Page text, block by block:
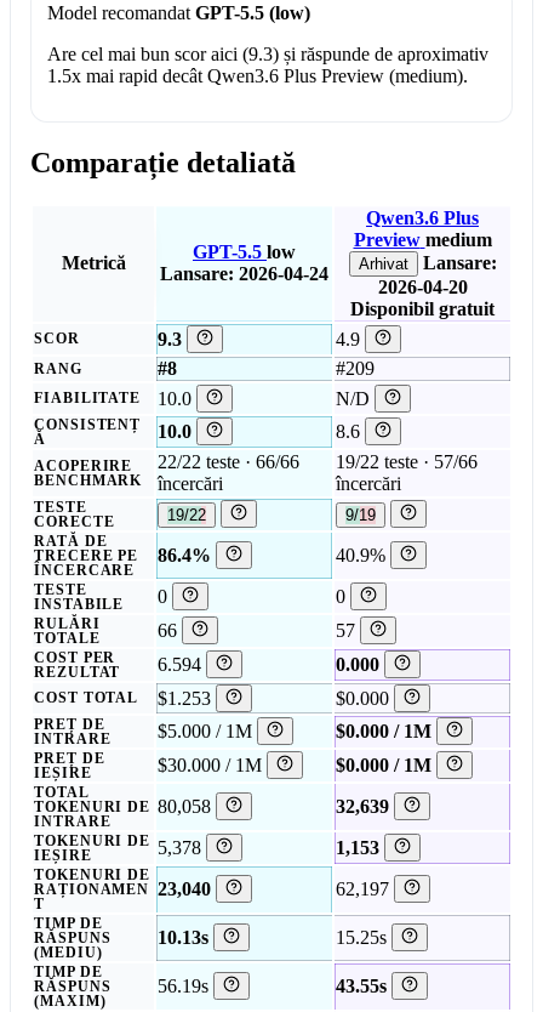
Model recomandat GPT-5.5 (low)
Are cel mai bun scor aici (9.3) și răspunde de aproximativ
1.5x mai rapid decât Qwen3.6 Plus Preview (medium).
Comparație detaliată
Metrică
GPT-5.5 low
Lansare: 2026-04-24
Qwen3.6 Plus
Preview medium
Arhivat
Lansare:
2026-04-20
Disponibil gratuit
SCOR 9.3 4.9
RANG #8 #209
FIABILITATE 10.0 N/D
CONSISTENȚ
Ă
10.0 8.6
ACOPERIRE
BENCHMARK
22/22 teste · 66/66
încercări
19/22 teste · 57/66
încercări
TESTE
CORECTE
19/22 9/19
RATĂ DE
TRECERE PE
ÎNCERCARE
86.4% 40.9%
TESTE
INSTABILE
0 0
RULĂRI
TOTALE
66 57
COST PER
REZULTAT
6.594 0.000
COST TOTAL $1.253 $0.000
PREȚ DE
INTRARE
$5.000 / 1M $0.000 / 1M
PREȚ DE
IEȘIRE
$30.000 / 1M $0.000 / 1M
TOTAL
TOKENURI DE
INTRARE
80,058 32,639
TOKENURI DE
IEȘIRE
5,378 1,153
TOKENURI DE
RAȚIONAMEN
T
23,040 62,197
TIMP DE
RĂSPUNS
(MEDIU)
10.13s 15.25s
TIMP DE
RĂSPUNS
(MAXIM)
56.19s 43.55s